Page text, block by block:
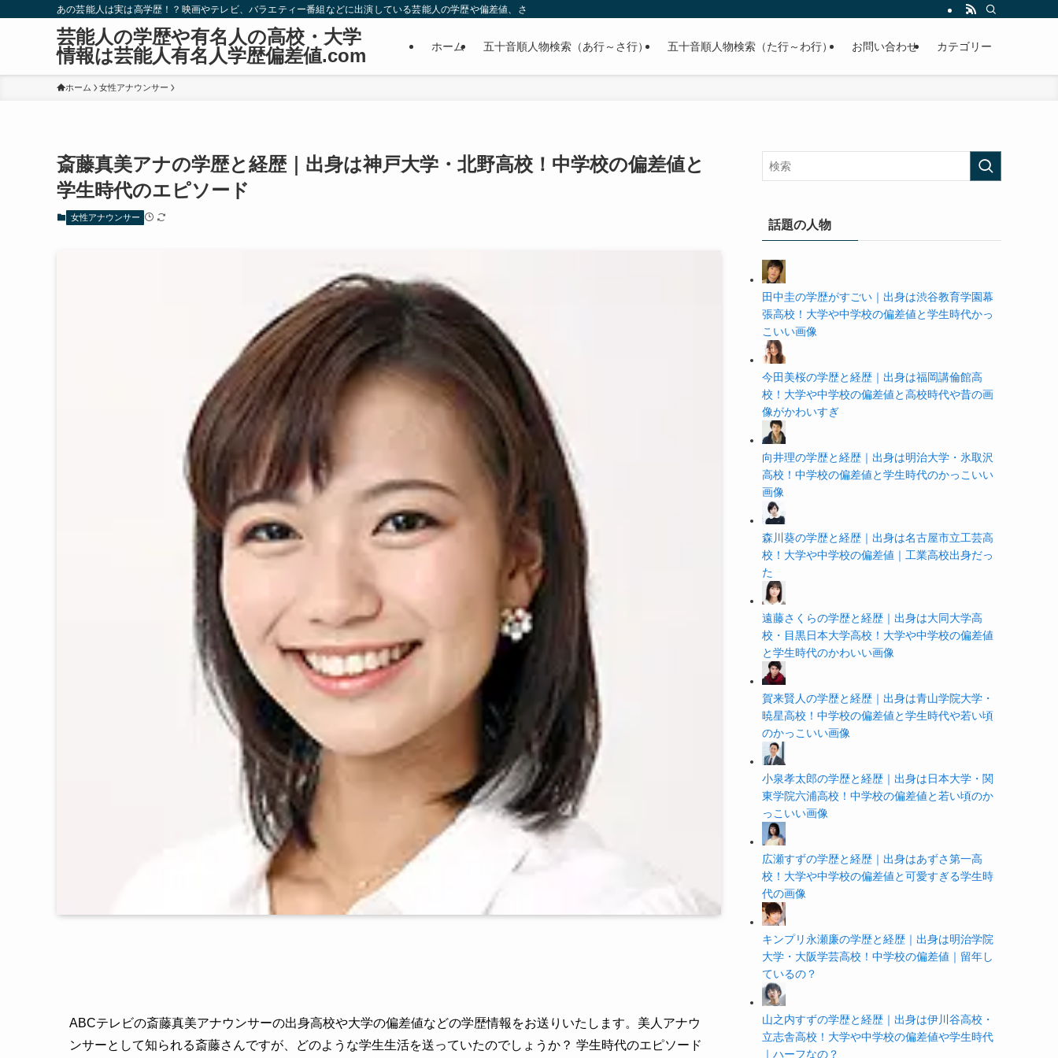
あの芸能人は実は高学歴！？映画やテレビ、バラエティー番組などに出演している芸能人の学歴や偏差値、さらに政治家やスポーツ選手などの有名人の学歴や高校・大学の偏差値まで紹介していきます。
芸能人の学歴や有名人の高校・大学
情報は芸能人有名人学歴偏差値.com
ホーム 五十音順人物検索（あ行～さ行） 五十音順人物検索（た行～わ行） お問い合わせ カテゴリー
ホーム 女性アナウンサー
斎藤真美アナの学歴と経歴｜出身は神戸大学・北野高校！中学校の偏差値と
学生時代のエピソード
女性アナウンサー
ABCテレビの斎藤真美アナウンサーの出身高校や大学の偏差値などの学歴情報をお送りいたします。美人アナウ
ンサーとして知られる斎藤さんですが、どのような学生生活を送っていたのでしょうか？ 学生時代のエピソード
話題の人物
田中圭の学歴がすごい｜出身は渋谷教育学園幕
張高校！大学や中学校の偏差値と学生時代かっ
こいい画像
今田美桜の学歴と経歴｜出身は福岡講倫館高
校！大学や中学校の偏差値と高校時代や昔の画
像がかわいすぎ
向井理の学歴と経歴｜出身は明治大学・氷取沢
高校！中学校の偏差値と学生時代のかっこいい
画像
森川葵の学歴と経歴｜出身は名古屋市立工芸高
校！大学や中学校の偏差値｜工業高校出身だっ
た
遠藤さくらの学歴と経歴｜出身は大同大学高
校・目黒日本大学高校！大学や中学校の偏差値
と学生時代のかわいい画像
賀来賢人の学歴と経歴｜出身は青山学院大学・
暁星高校！中学校の偏差値と学生時代や若い頃
のかっこいい画像
小泉孝太郎の学歴と経歴｜出身は日本大学・関
東学院六浦高校！中学校の偏差値と若い頃のか
っこいい画像
広瀬すずの学歴と経歴｜出身はあずさ第一高
校！大学や中学校の偏差値と可愛すぎる学生時
代の画像
キンプリ永瀬廉の学歴と経歴｜出身は明治学院
大学・大阪学芸高校！中学校の偏差値｜留年し
ているの？
山之内すずの学歴と経歴｜出身は伊川谷高校・
立志舎高校！大学や中学校の偏差値や学生時代
｜ハーフなの？